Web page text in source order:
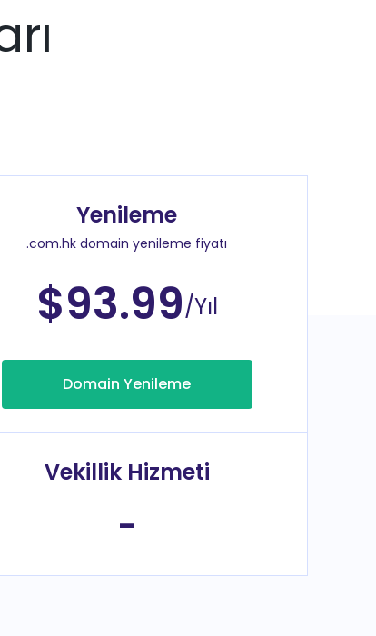
Yenileme
.com.hk domain yenileme fiyatı
$93.99/Yıl
Domain Yenileme
Vekillik Hizmeti
-